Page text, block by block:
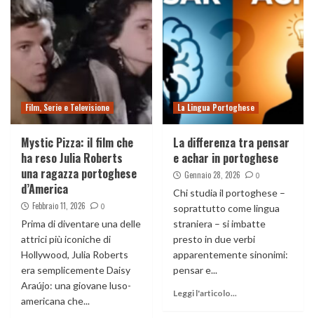
Film, Serie e Televisione
Mystic Pizza: il film che
ha reso Julia Roberts
una ragazza portoghese
d’America
Febbraio 11, 2026 0
Prima di diventare una delle
attrici più iconiche di
Hollywood, Julia Roberts
era semplicemente Daisy
Araújo: una giovane luso-
americana che...
La Lingua Portoghese
La differenza tra pensar
e achar in portoghese
Gennaio 28, 2026 0
Chi studia il portoghese –
soprattutto come lingua
straniera – si imbatte
presto in due verbi
apparentemente sinonimi:
pensar e...
Leggi l'articolo...